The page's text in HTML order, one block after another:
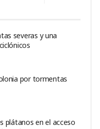
severas y una
por tormentas
plátanos en el acceso